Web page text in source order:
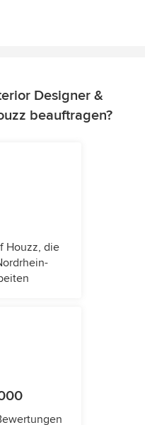
Designer &
beauftragen?
Houzz, die